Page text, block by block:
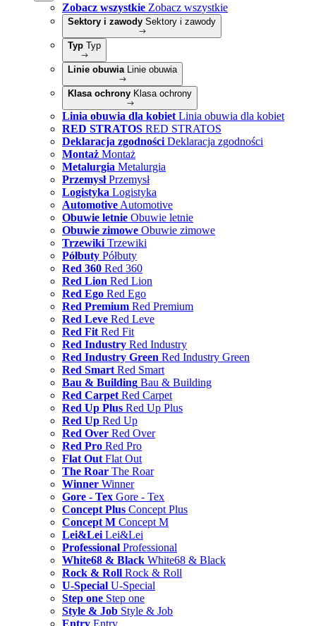
Zobacz wszystkie Zobacz wszystkie
Sektory i zawody Sektory i zawody
Typ Typ
Linie obuwia Linie obuwia
Klasa ochrony Klasa ochrony
Linia obuwia dla kobiet Linia obuwia dla kobiet
RED STRATOS RED STRATOS
Deklaracja zgodności Deklaracja zgodności
Montaż Montaż
Metalurgia Metalurgia
Przemysł Przemysł
Logistyka Logistyka
Automotive Automotive
Obuwie letnie Obuwie letnie
Obuwie zimowe Obuwie zimowe
Trzewiki Trzewiki
Półbuty Półbuty
Red 360 Red 360
Red Lion Red Lion
Red Ego Red Ego
Red Premium Red Premium
Red Leve Red Leve
Red Fit Red Fit
Red Industry Red Industry
Red Industry Green Red Industry Green
Red Smart Red Smart
Bau & Building Bau & Building
Red Carpet Red Carpet
Red Up Plus Red Up Plus
Red Up Red Up
Red Over Red Over
Red Pro Red Pro
Flat Out Flat Out
The Roar The Roar
Winner Winner
Gore - Tex Gore - Tex
Concept Plus Concept Plus
Concept M Concept M
Lei&Lei Lei&Lei
Professional Professional
White68 & Black White68 & Black
Rock & Roll Rock & Roll
U-Special U-Special
Step one Step one
Style & Job Style & Job
Entry Entry